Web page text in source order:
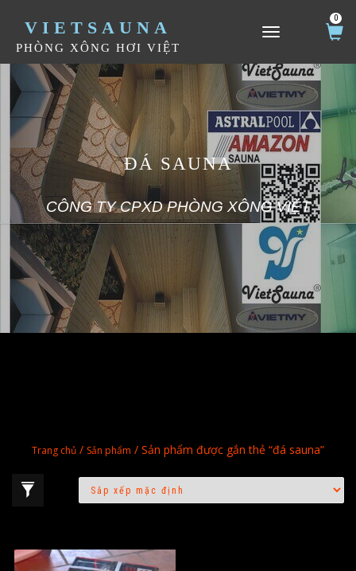
VIETSAUNA
PHÒNG XÔNG HƠI VIỆT
TOGGLE NAVIGATION
0
ĐÁ SAUNA
CÔNG TY CPXD PHÒNG XÔNG VIỆT
Trang chủ / Sản phẩm / Sản phẩm được gắn thẻ “đá sauna”